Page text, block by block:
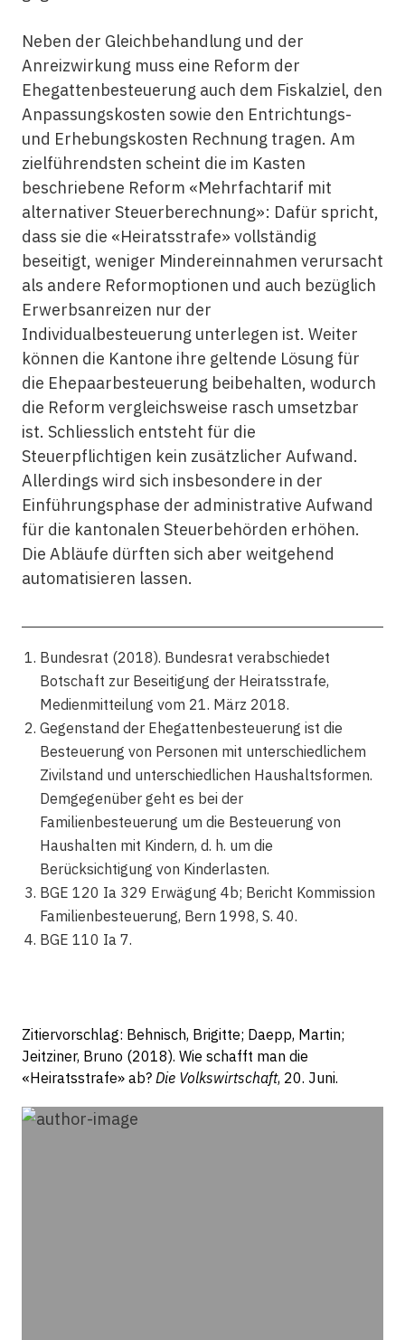
Neben der Gleichbehandlung und der
Anreizwirkung muss eine Reform der
Ehegattenbesteuerung auch dem Fiskalziel, den
Anpassungskosten sowie den Entrichtungs-
und Erhebungskosten Rechnung tragen. Am
zielführendsten scheint die im Kasten
beschriebene Reform «Mehrfachtarif mit
alternativer Steuerberechnung»: Dafür spricht,
dass sie die «Heiratsstrafe» vollständig
beseitigt, weniger Mindereinnahmen verursacht
als andere Reformoptionen und auch bezüglich
Erwerbsanreizen nur der
Individualbesteuerung unterlegen ist. Weiter
können die Kantone ihre geltende Lösung für
die Ehepaarbesteuerung beibehalten, wodurch
die Reform vergleichsweise rasch umsetzbar
ist. Schliesslich entsteht für die
Steuerpflichtigen kein zusätzlicher Aufwand.
Allerdings wird sich insbesondere in der
Einführungsphase der administrative Aufwand
für die kantonalen Steuerbehörden erhöhen.
Die Abläufe dürften sich aber weitgehend
automatisieren lassen.
Bundesrat (2018). Bundesrat verabschiedet
Botschaft zur Beseitigung der Heiratsstrafe,
Medienmitteilung vom 21. März 2018.
Gegenstand der Ehegattenbesteuerung ist die
Besteuerung von Personen mit unterschiedlichem
Zivilstand und unterschiedlichen Haushaltsformen.
Demgegenüber geht es bei der
Familienbesteuerung um die Besteuerung von
Haushalten mit Kindern, d. h. um die
Berücksichtigung von Kinderlasten.
BGE 120 Ia 329 Erwägung 4b; Bericht Kommission
Familienbesteuerung, Bern 1998, S. 40.
BGE 110 Ia 7.
Zitiervorschlag: Behnisch, Brigitte; Daepp, Martin;
Jeitziner, Bruno (2018). Wie schafft man die
«Heiratsstrafe» ab? Die Volkswirtschaft, 20. Juni.